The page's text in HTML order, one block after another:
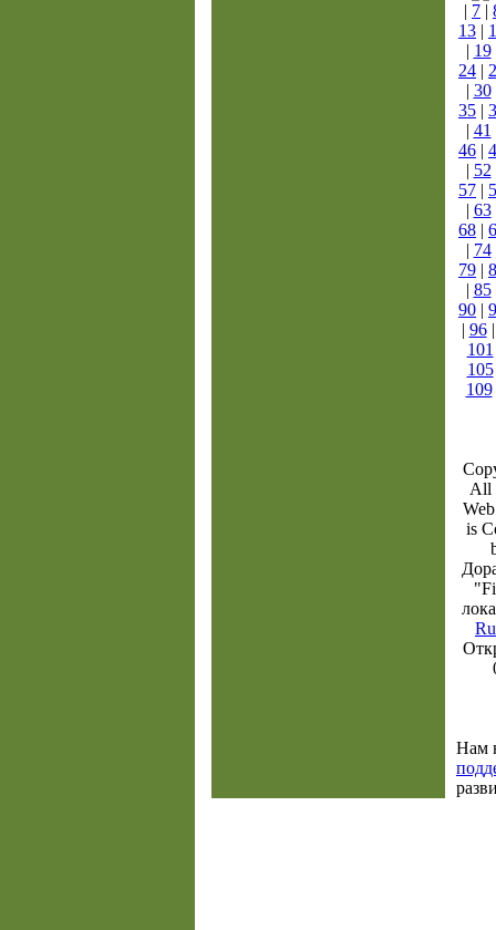
| 7 |
13 |
| 19
24 |
| 30
35 |
| 41
46 |
| 52
57 |
| 63
68 |
| 74
79 |
| 85
90 |
| 96
101
105
109
All
is
Нам